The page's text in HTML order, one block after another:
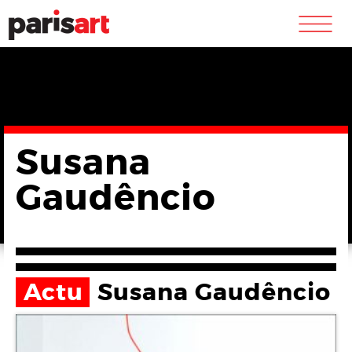
m
Susana
Gaudêncio
Actu Susana Gaudêncio